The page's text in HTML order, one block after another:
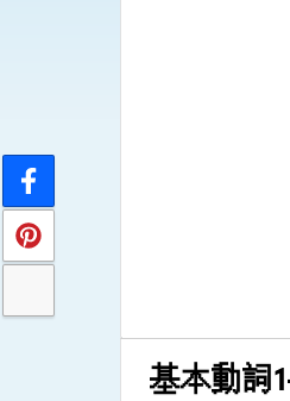
基本動詞